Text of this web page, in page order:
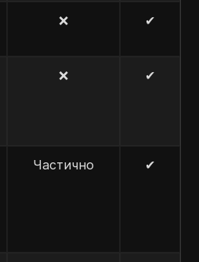
❌ ✔
❌ ✔
Частично ✔